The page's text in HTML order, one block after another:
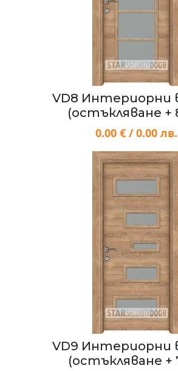
VD8 Интериорни
(остъкляване +
0.00 € / 0.00 лв.
VD9 Интериорни
(остъкляване +